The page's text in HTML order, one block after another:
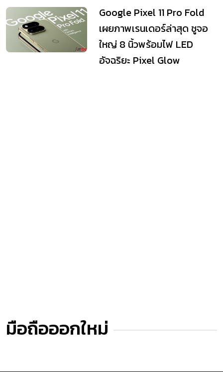
Google Pixel 11 Pro Fold
เผยภาพเรนเดอร์ล่าสุด ชูจอ
ใหญ่ 8 นิ้วพร้อมไฟ LED
อัจฉริยะ Pixel Glow
มือถือออกใหม่